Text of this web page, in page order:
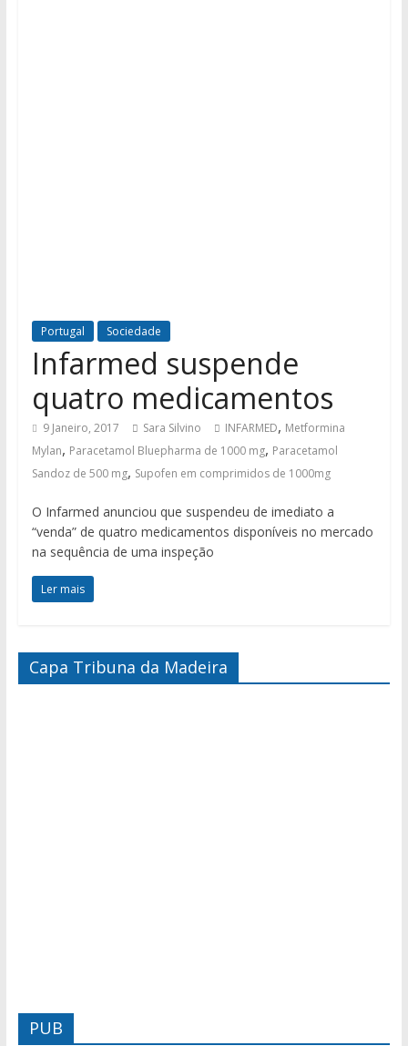
Portugal Sociedade
Infarmed suspende
quatro medicamentos
9 Janeiro, 2017 Sara Silvino INFARMED, Metformina
Mylan, Paracetamol Bluepharma de 1000 mg, Paracetamol
Sandoz de 500 mg, Supofen em comprimidos de 1000mg
O Infarmed anunciou que suspendeu de imediato a
“venda” de quatro medicamentos disponíveis no mercado
na sequência de uma inspeção
Ler mais
Capa Tribuna da Madeira
PUB